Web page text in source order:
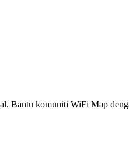
Bantu komuniti WiFi Map